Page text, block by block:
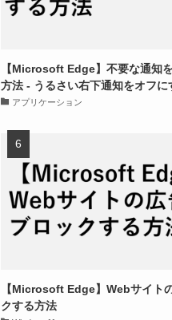
【Microsoft Edge】不要な通知
方法 - うるさい右下通知をオフに
アプリケーション
【Microsoft Edge】Webサイト
クする方法